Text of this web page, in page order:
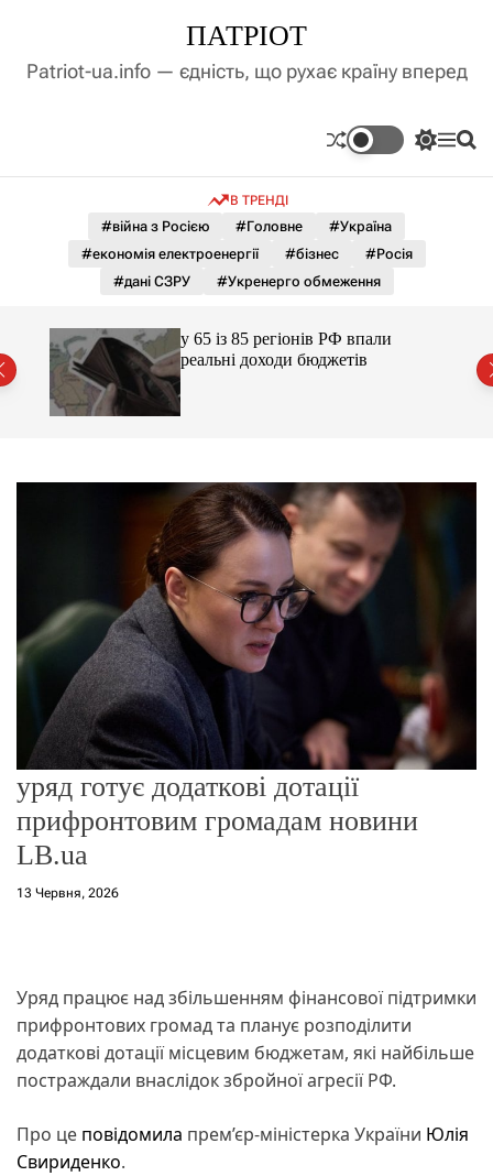
д
у
ПАТРІОТ
Patriot-ua.info — єдність, що рухає країну вперед
П
м
к
о
г
р
е
ж
М П
В ТРЕНДІ
#війна з Росією #Головне
#Україна
#економія електроенергії
#бізнес
#Росія
#дані СЗРУ
#Укренерго обмеження
у 65 із 85 регіонів РФ впали
реальні доходи бюджетів
уряд готує додаткові дотації
прифронтовим громадам новини
LB.ua
13 Червня, 2026
Уряд працює над збільшенням фінансової підтримки
прифронтових громад та планує розподілити
додаткові дотації місцевим бюджетам, які найбільше
постраждали внаслідок збройної агресії РФ.
Про це повідомила прем’єр-міністерка України Юлія
Свириденко.